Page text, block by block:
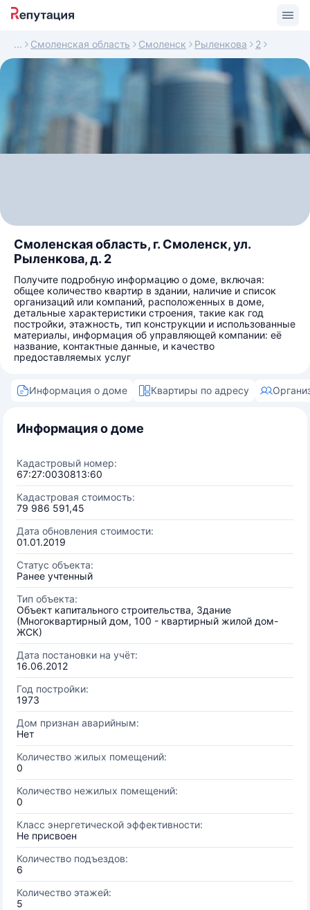
Смоленская область Смоленск Рыленкова 2
Смоленская область, г. Смоленск, ул.
Рыленкова, д. 2
Получите подробную информацию о доме, включая:
общее количество квартир в здании, наличие и список
организаций или компаний, расположенных в доме,
детальные характеристики строения, такие как год
постройки, этажность, тип конструкции и использованные
материалы, информация об управляющей компании: её
название, контактные данные, и качество
предоставляемых услуг
Информация о доме Квартиры по адресу
Информация о доме
Кадастровый номер:
67:27:0030813:60
Кадастровая стоимость:
79 986 591,45
Дата обновления стоимости:
01.01.2019
Статус объекта:
Ранее учтенный
Тип объекта:
Объект капитального строительства, Здание
(Многоквартирный дом, 100 - квартирный жилой дом-
ЖСК)
Дата постановки на учёт:
16.06.2012
Год постройки:
1973
Дом признан аварийным:
Нет
Количество жилых помещений:
0
Количество нежилых помещений:
0
Класс энергетической эффективности:
Не присвоен
Количество подъездов:
6
Количество этажей:
5